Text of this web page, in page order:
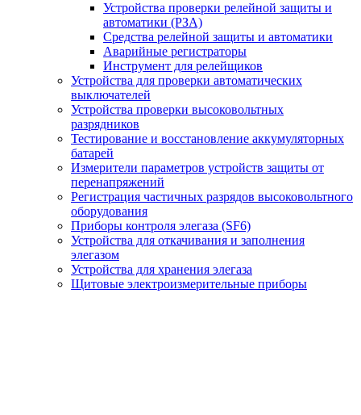
Устройства проверки релейной защиты и
автоматики (РЗА)
Средства релейной защиты и автоматики
Аварийные регистраторы
Инструмент для релейщиков
Устройства для проверки автоматических
выключателей
Устройства проверки высоковольтных
разрядников
Тестирование и восстановление аккумуляторных
батарей
Измерители параметров устройств защиты от
перенапряжений
Регистрация частичных разрядов высоковольтного
оборудования
Приборы контроля элегаза (SF6)
Устройства для откачивания и заполнения
элегазом
Устройства для хранения элегаза
Щитовые электроизмерительные приборы